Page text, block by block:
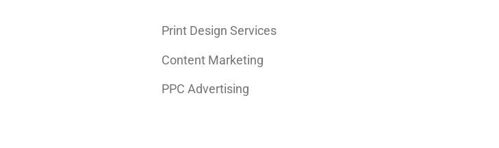
Print Design Services
Content Marketing
PPC Advertising